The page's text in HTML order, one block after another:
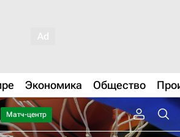
Экономика Общество
Матч-центр